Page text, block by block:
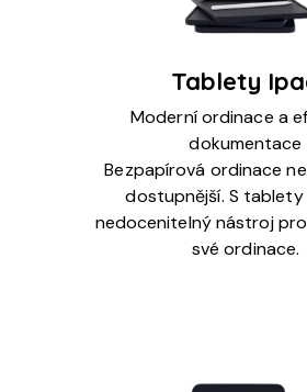
Tablety
Moderní ordinace a
dokumentace
Bezpapírová ordinace
dostupnější. S tablety
nedocenitelný nástroj
své ordinace.